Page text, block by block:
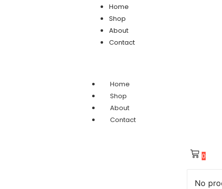
Home
Shop
About
Contact
Home
Shop
About
Contact
0
No